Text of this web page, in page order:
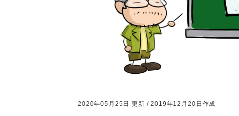
2020年05月25日 更新 / 2019年12月20日作成